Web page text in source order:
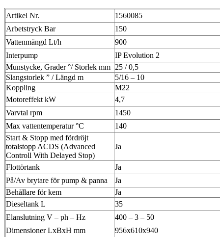
Artikel Nr.
1560085
Arbetstryck Bar
150
Vattenmängd Lt/h
900
Interpump
IP Evolution 2
Munstycke, Grader °/ Storlek mm 25 / 0,5
Slangstorlek ” / Längd m
5/16 – 10
Koppling
M22
Motoreffekt kW
4,7
Varvtal rpm
1450
Max vattentemperatur °C
140
Start & Stopp med fördröjt
totalstopp ACDS (Advanced
Controll With Delayed Stop)
Ja
Flottörtank
Ja
På/Av brytare för pump & panna
Ja
Behållare för kem
Ja
Dieseltank L
35
Elanslutning V – ph – Hz
400 – 3 – 50
Dimensioner LxBxH mm
956x610x940